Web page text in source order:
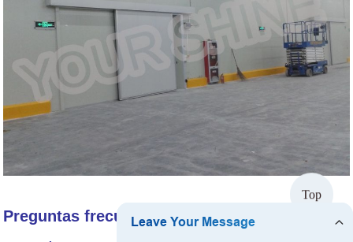
Preguntas frecuentes
Top